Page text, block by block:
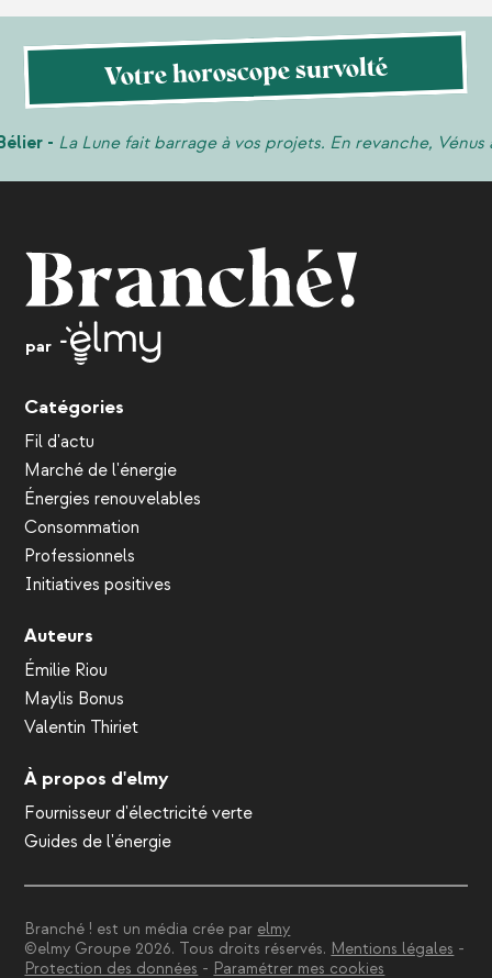
Votre horoscope survolté
Lune fait barrage à vos projets. En revanche, Vénus apporte
par
Catégories
Fil d'actu
Marché de l'énergie
Énergies renouvelables
Consommation
Professionnels
Initiatives positives
Auteurs
Émilie Riou
Maylis Bonus
Valentin Thiriet
À propos d'elmy
Fournisseur d'électricité verte
Guides de l'énergie
Branché ! est un média crée par elmy
©elmy Groupe 2026. Tous droits réservés. Mentions légales -
Protection des données - Paramétrer mes cookies